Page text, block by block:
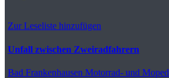
Zur Leseliste hinzufügen
Unfall zwischen Zweiradfahrern
Bad Frankenhausen Motorrad- und